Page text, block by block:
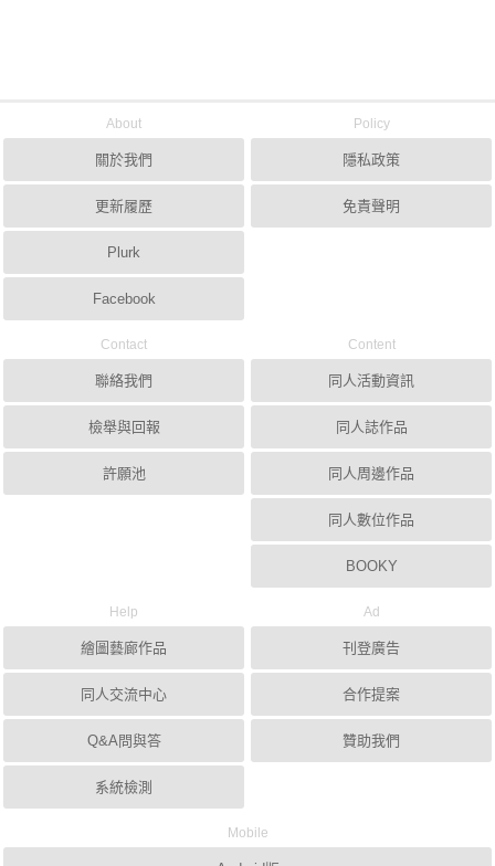
About
關於我們
更新履歷
Plurk
Facebook
Policy
隱私政策
免責聲明
Contact
聯絡我們
檢舉與回報
許願池
Content
同人活動資訊
同人誌作品
同人周邊作品
同人數位作品
BOOKY
Help
繪圖藝廊作品
同人交流中心
Q&A問與答
系統檢測
Ad
刊登廣告
合作提案
贊助我們
Mobile